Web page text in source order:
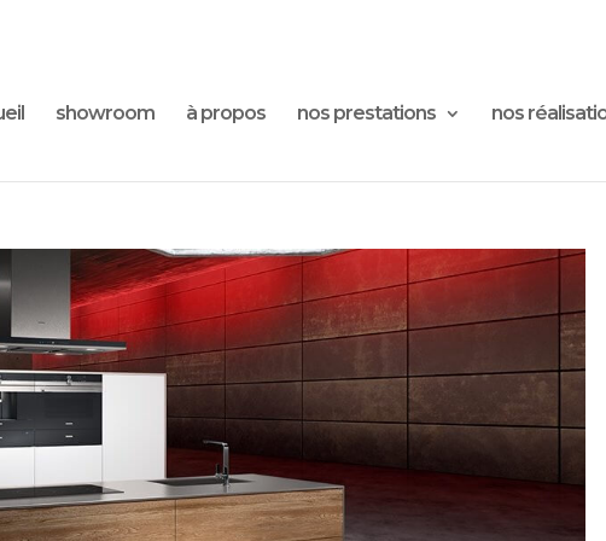
showroom à propos nos prestations nos